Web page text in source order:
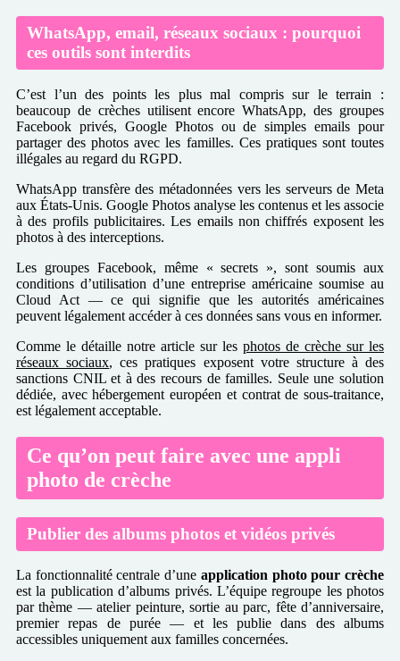
WhatsApp, email, réseaux sociaux : pourquoi
ces outils sont interdits
C’est l’un des points les plus mal compris sur le terrain :
beaucoup de crèches utilisent encore WhatsApp, des groupes
Facebook privés, Google Photos ou de simples emails pour
partager des photos avec les familles. Ces pratiques sont toutes
illégales au regard du RGPD.
WhatsApp transfère des métadonnées vers les serveurs de Meta
aux États-Unis. Google Photos analyse les contenus et les associe
à des profils publicitaires. Les emails non chiffrés exposent les
photos à des interceptions.
Les groupes Facebook, même « secrets », sont soumis aux
conditions d’utilisation d’une entreprise américaine soumise au
Cloud Act — ce qui signifie que les autorités américaines
peuvent légalement accéder à ces données sans vous en informer.
Comme le détaille notre article sur les photos de crèche sur les
réseaux sociaux, ces pratiques exposent votre structure à des
sanctions CNIL et à des recours de familles. Seule une solution
dédiée, avec hébergement européen et contrat de sous-traitance,
est légalement acceptable.
Ce qu’on peut faire avec une appli
photo de crèche
Publier des albums photos et vidéos privés
La fonctionnalité centrale d’une application photo pour crèche
est la publication d’albums privés. L’équipe regroupe les photos
par thème — atelier peinture, sortie au parc, fête d’anniversaire,
premier repas de purée — et les publie dans des albums
accessibles uniquement aux familles concernées.